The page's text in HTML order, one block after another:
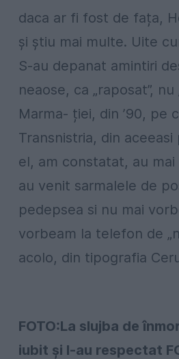
daca ar fi fost de fața,
și știu mai multe. Uite
S-au depanat amintiri
neaose, ca „raposat”,
Marma- ției, din ’90, pe
Transnistria, din
el, am constatat, au
au venit sarmalele de
pedepsea si nu mai
vorbeam la telefon de
acolo, din tipografia
FOTO:La slujba de
iubit și l-au respectat